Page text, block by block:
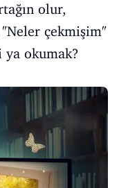
olur,
çekmişim"
ya okumak?